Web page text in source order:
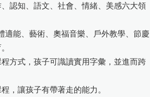
認知、語文、社會、情緒、美感六大領
適能、藝術、奧福音樂、戶外教學、節慶
方式，孩子可識讀實用字彙，並進而跨
，讓孩子有帶著走的能力。